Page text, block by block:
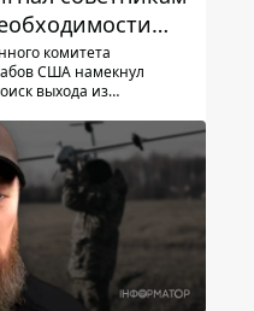
войну с
комитета
США намекнул
выхода из